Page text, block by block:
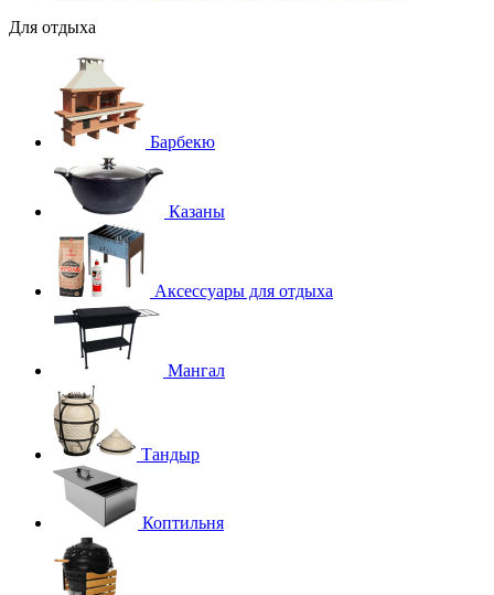
Для отдыха
Барбекю
Казаны
Аксессуары для отдыха
Мангал
Тандыр
Коптильня